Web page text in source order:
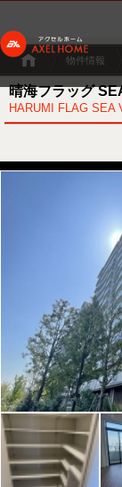
物件情報
晴海フラッグ
HARUMI FLAG SEA